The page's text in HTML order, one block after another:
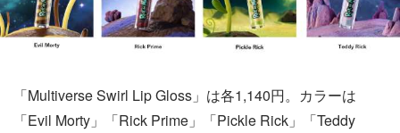
「Multiverse Swirl Lip Gloss」は各1,140円。カラーは
「Evil Morty」「Rick Prime」「Pickle Rick」「Teddy